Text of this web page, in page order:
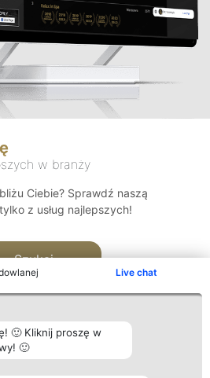
Live chat
🙂 Kliknij proszę w
🙂
w branży
Ciebie? Sprawdź naszą
z usług najlepszych!
Szukaj
Plebiscyt Kontakt